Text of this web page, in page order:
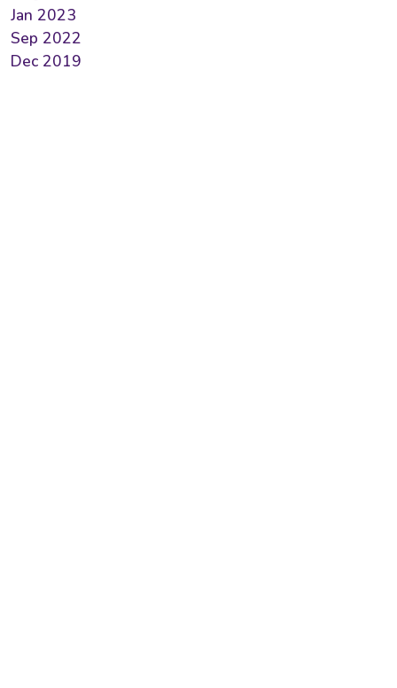
Jan 2023
Sep 2022
Dec 2019